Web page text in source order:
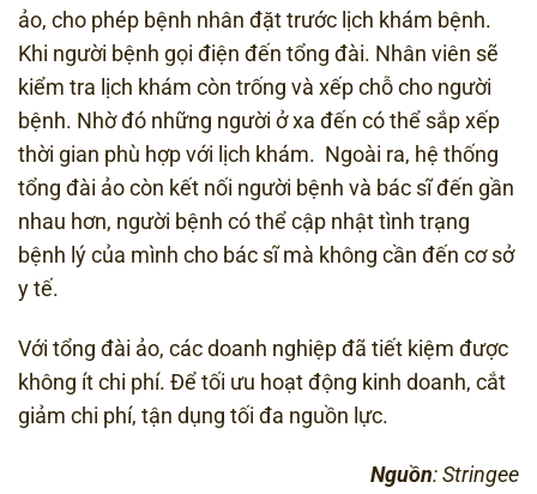
ảo, cho phép bệnh nhân đặt trước lịch khám bệnh.
Khi người bệnh gọi điện đến tổng đài. Nhân viên sẽ
kiểm tra lịch khám còn trống và xếp chỗ cho người
bệnh. Nhờ đó những người ở xa đến có thể sắp xếp
thời gian phù hợp với lịch khám. Ngoài ra, hệ thống
tổng đài ảo còn kết nối người bệnh và bác sĩ đến gần
nhau hơn, người bệnh có thể cập nhật tình trạng
bệnh lý của mình cho bác sĩ mà không cần đến cơ sở
y tế.
Với tổng đài ảo, các doanh nghiệp đã tiết kiệm được
không ít chi phí. Để tối ưu hoạt động kinh doanh, cắt
giảm chi phí, tận dụng tối đa nguồn lực.
Nguồn: Stringee